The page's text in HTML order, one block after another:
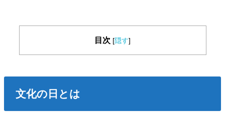
目次 [隠す]
文化の日とは